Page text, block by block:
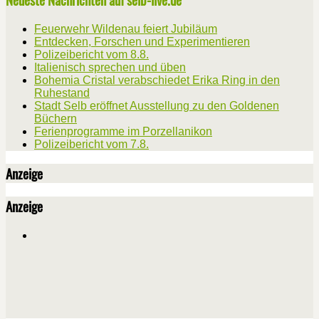
Feuerwehr Wildenau feiert Jubiläum
Entdecken, Forschen und Experimentieren
Polizeibericht vom 8.8.
Italienisch sprechen und üben
Bohemia Cristal verabschiedet Erika Ring in den
Ruhestand
Stadt Selb eröffnet Ausstellung zu den Goldenen
Büchern
Ferienprogramme im Porzellanikon
Polizeibericht vom 7.8.
Anzeige
Anzeige